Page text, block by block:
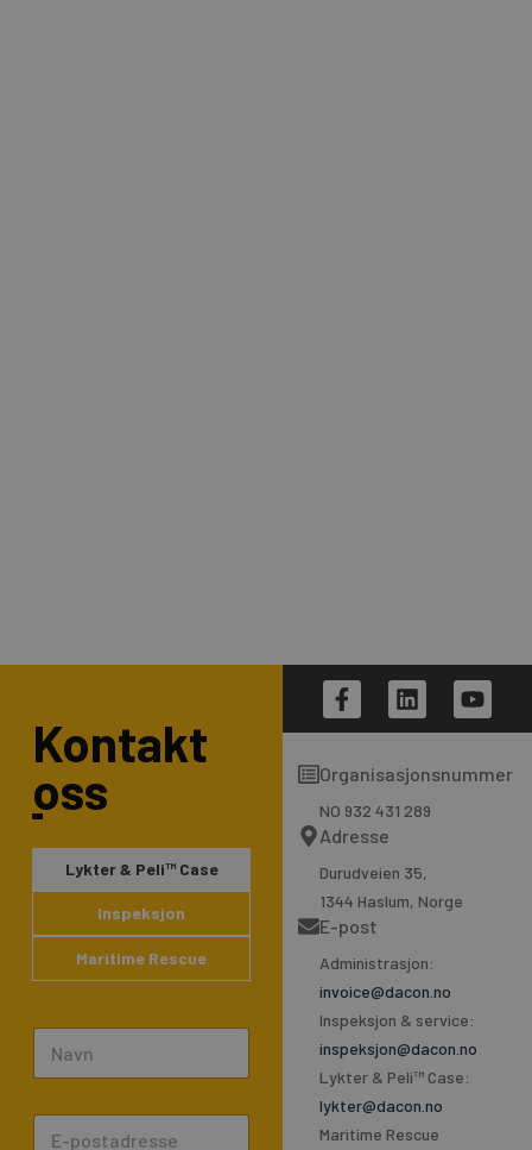
Kontakt
oss
Lykter & Peli™ Case
Inspeksjon
Maritime Rescue
a
F
a
c
b
o
o
-
f
L
i
n
k
e
d
Y
o
u
u
Organisasjonsnummer
NO 932 431 289
Adresse
Durudveien 35,
1344 Haslum, Norge
E-post
Administrasjon:
invoice@dacon.no
Inspeksjon & service:
inspeksjon@dacon.no
Lykter & Peli™ Case:
lykter@dacon.no
Maritime Rescue